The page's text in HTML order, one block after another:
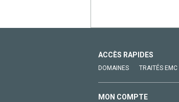
ACCÈS RAPIDES
DOMAINES TRAITÉS EMC
MON COMPTE